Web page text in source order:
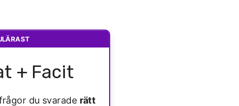
+ Facit
du svarade rätt